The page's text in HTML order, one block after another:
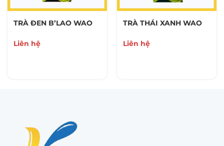
TRÀ ĐEN B’LAO WAO
Liên hệ
TRÀ THÁI XANH WAO
Liên hệ